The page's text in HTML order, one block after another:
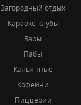
Загородный отдых
Караоке-клубы
Бары
Пабы
Кальянные
Кофейни
Пиццерии